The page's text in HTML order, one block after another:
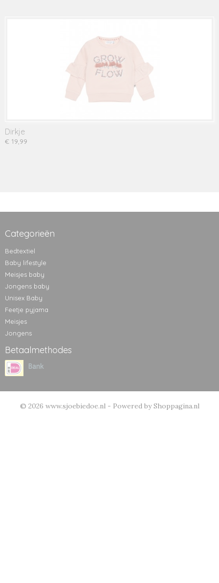
Dirkje
€ 19,99
Categorieën
Bedtextiel
Baby lifestyle
Meisjes baby
Jongens baby
Unisex Baby
Feetje pyjama
Meisjes
Jongens
Betaalmethodes
© 2026 www.sjoebiedoe.nl - Powered by Shoppagina.nl